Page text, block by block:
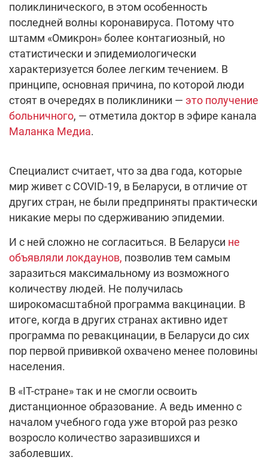
поликлинического, в этом особенность
последней волны коронавируса. Потому что
штамм «Омикрон» более контагиозный, но
статистически и эпидемиологически
характеризуется более легким течением. В
принципе, основная причина, по которой люди
стоят в очередях в поликлиники — это получение
больничного, — отметила доктор в эфире канала
Маланка Медиа.
Специалист считает, что за два года, которые
мир живет с COVID-19, в Беларуси, в отличие от
других стран, не были предприняты практически
никакие меры по сдерживанию эпидемии.
И с ней сложно не согласиться. В Беларуси не
объявляли локдаунов, позволив тем самым
заразиться максимальному из возможного
количеству людей. Не получилась
широкомасштабной программа вакцинации. В
итоге, когда в других странах активно идет
программа по ревакцинации, в Беларуси до сих
пор первой прививкой охвачено менее половины
населения.
В «IT-стране» так и не смогли освоить
дистанционное образование. А ведь именно с
началом учебного года уже второй раз резко
возросло количество заразившихся и
заболевших.